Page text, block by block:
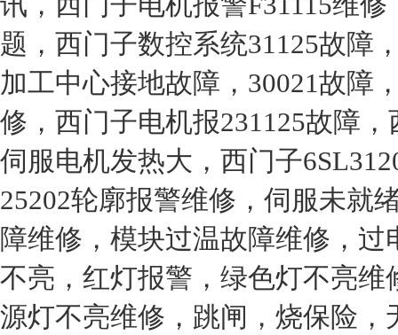
题，西门子数控系统31125故障
加工中心接地故障，30021故障
修，西门子电机报231125故障
伺服电机发热大，西门子
25202轮廓报警维修，伺服未就
障维修，模块过温故障维修，
不亮，红灯报警，绿色灯不亮维
源灯不亮维修，跳闸，烧保险